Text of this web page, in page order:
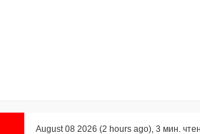
August 08 2026 (2 hours ago) 3 мин.